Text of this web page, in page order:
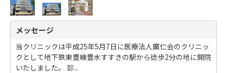
メッセージ
当クリニックは平成25年5月7日に医療法人廣仁会のクリニッ
クとして地下鉄東豊線豊水すすきの駅から徒歩2分の地に開院
いたしました。 診...